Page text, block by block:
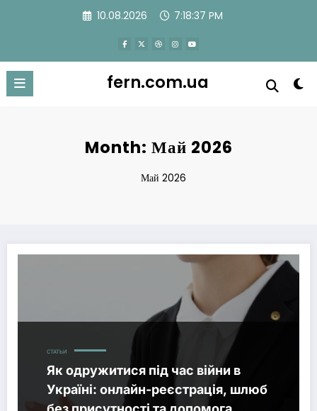
10.08.2026 7:18:37 PM
fern.com.ua
Month: Май 2026
Май 2026
Як одружитися під час війни в Україні: онлайн-реєстрація, шлюб без
СТАТЬИ
Як одружитися під час війни в
Україні: онлайн-реєстрація, шлюб